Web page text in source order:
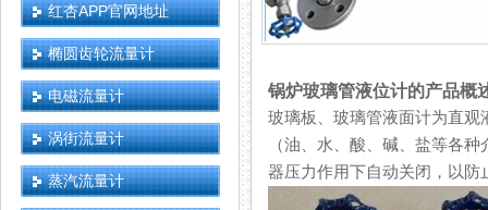
红杏APP官网地址
椭圆齿轮流量计
电磁流量计
涡街流量计
蒸汽流量计
锅炉玻璃管液位计的产品概
玻璃板、玻璃管液面计为直
（油、水、酸、碱、盐等各
器压力作用下自动关闭，以防